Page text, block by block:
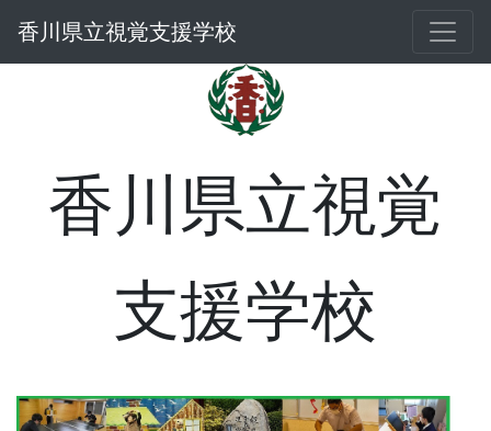
香川県立視覚支援学校
香川県立視覚
支援学校